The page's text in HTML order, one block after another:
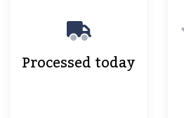
Processed today